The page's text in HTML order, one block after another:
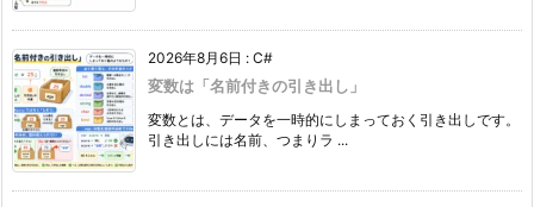
2026年8月6日 : C#
変数は「名前付きの引き出し」
変数とは、データを一時的にしまっておく引き出しです。
引き出しには名前、つまりラ ...